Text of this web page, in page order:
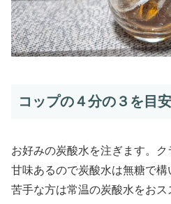
コップの４分の３を目
お好みの炭酸水を注ぎます。
甘味あるので炭酸水は無糖で
苦手な方は常温の炭酸水をおス